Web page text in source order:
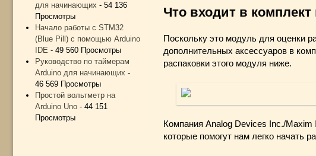
для начинающих - 54 136
Просмотры
Начало работы с STM32
(Blue Pill) с помощью Arduino
IDE - 49 560 Просмотры
Руководство по таймерам
Arduino для начинающих -
46 569 Просмотры
Простой вольтметр на
Arduino Uno- 44 151
Просмотры
Что входит в комплект
Поскольку это модуль для оценки
дополнительных аксессуаров в
распаковки этого модуля ниже.
Компания Analog Devices Inc./Maxim
которые помогут нам легко начать